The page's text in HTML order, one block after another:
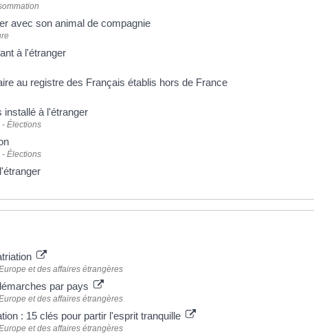
avec son animal de compagnie
à l'étranger
au registre des Français établis hors de France
installé à l'étranger
Élections
Élections
et des affaires étrangères
par pays
et des affaires étrangères
: 15 clés pour partir l'esprit tranquille
et des affaires étrangères